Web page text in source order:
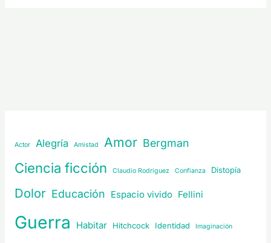
Actor Alegría Amistad Amor Bergman
Ciencia ficción Claudio Rodríguez Confianza Distopía
Dolor Educación Espacio vivido Fellini
Guerra Habitar Hitchcock Identidad Imaginación